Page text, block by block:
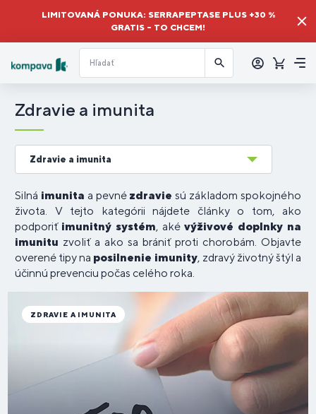
LIMITOVANÁ PONUKA: SERRAPEPTASE PLUS +30 %
GRATIS – TO CHCEM!
sa
Košík
Zdravie a imunita
Zdravie a imunita
Silná imunita a pevné zdravie sú základom spokojného
života. V tejto kategórii nájdete články o tom, ako
podporiť imunitný systém, aké výživové doplnky na
imunitu zvoliť a ako sa brániť proti chorobám. Objavte
overené tipy na posilnenie imunity, zdravý životný štýl a
účinnú prevenciu počas celého roka.
ZDRAVIE A IMUNITA